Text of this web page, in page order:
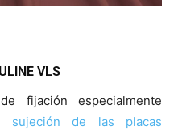
VLS
fijación especialmente
sujeción de las placas